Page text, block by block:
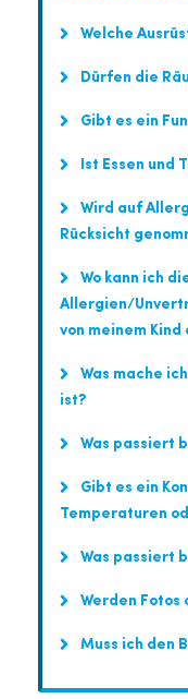
Welche
Dürfen die
Gibt es ein
Ist Essen und
Wird auf
Rücksicht
Wo kann ich
Allergien/
von meinem Kind
Was mache
ist?
Was passiert
Gibt es ein
Temperaturen
Was passiert
Werden Fotos
Muss ich den